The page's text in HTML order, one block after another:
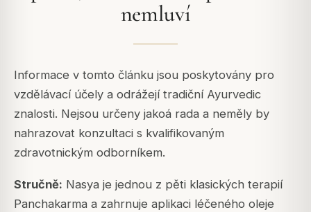
nemluví
Informace v tomto článku jsou poskytovány pro
vzdělávací účely a odrážejí tradiční Ayurvedic
znalosti. Nejsou určeny jakoá rada a neměly by
nahrazovat konzultaci s kvalifikovaným
zdravotnickým odborníkem.
Stručně: Nasya je jednou z pěti klasických terapií
Panchakarma a zahrnuje aplikaci léčeného oleje